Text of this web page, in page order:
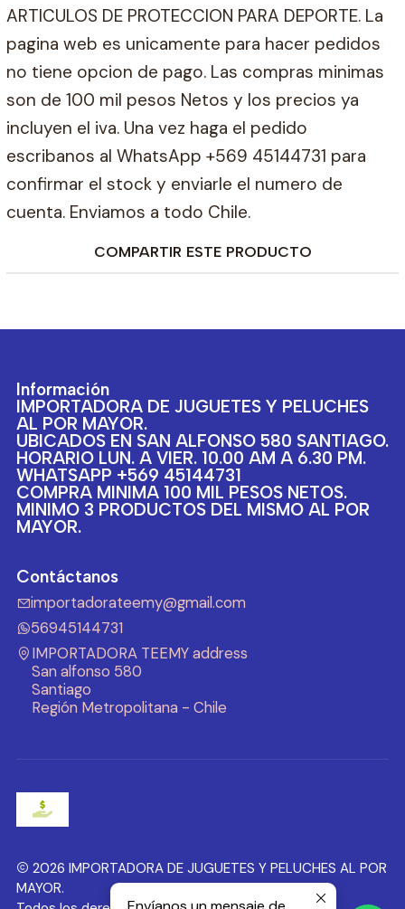
ARTICULOS DE PROTECCION PARA DEPORTE. La
pagina web es unicamente para hacer pedidos
no tiene opcion de pago. Las compras minimas
son de 100 mil pesos Netos y los precios ya
incluyen el iva. Una vez haga el pedido
escribanos al WhatsApp +569 45144731 para
confirmar el stock y enviarle el numero de
cuenta. Enviamos a todo Chile.
COMPARTIR ESTE PRODUCTO
Información
IMPORTADORA DE JUGUETES Y PELUCHES
AL POR MAYOR.
UBICADOS EN SAN ALFONSO 580 SANTIAGO.
HORARIO LUN. A VIER. 10.00 AM A 6.30 PM.
WHATSAPP +569 45144731
COMPRA MINIMA 100 MIL PESOS NETOS.
MINIMO 3 PRODUCTOS DEL MISMO AL POR
MAYOR.
Contáctanos
importadorateemy@gmail.com
56945144731
IMPORTADORA TEEMY address
San alfonso 580
Santiago
Región Metropolitana - Chile
2026 IMPORTADORA DE JUGUETES Y PELUCHES AL POR
MAYOR.